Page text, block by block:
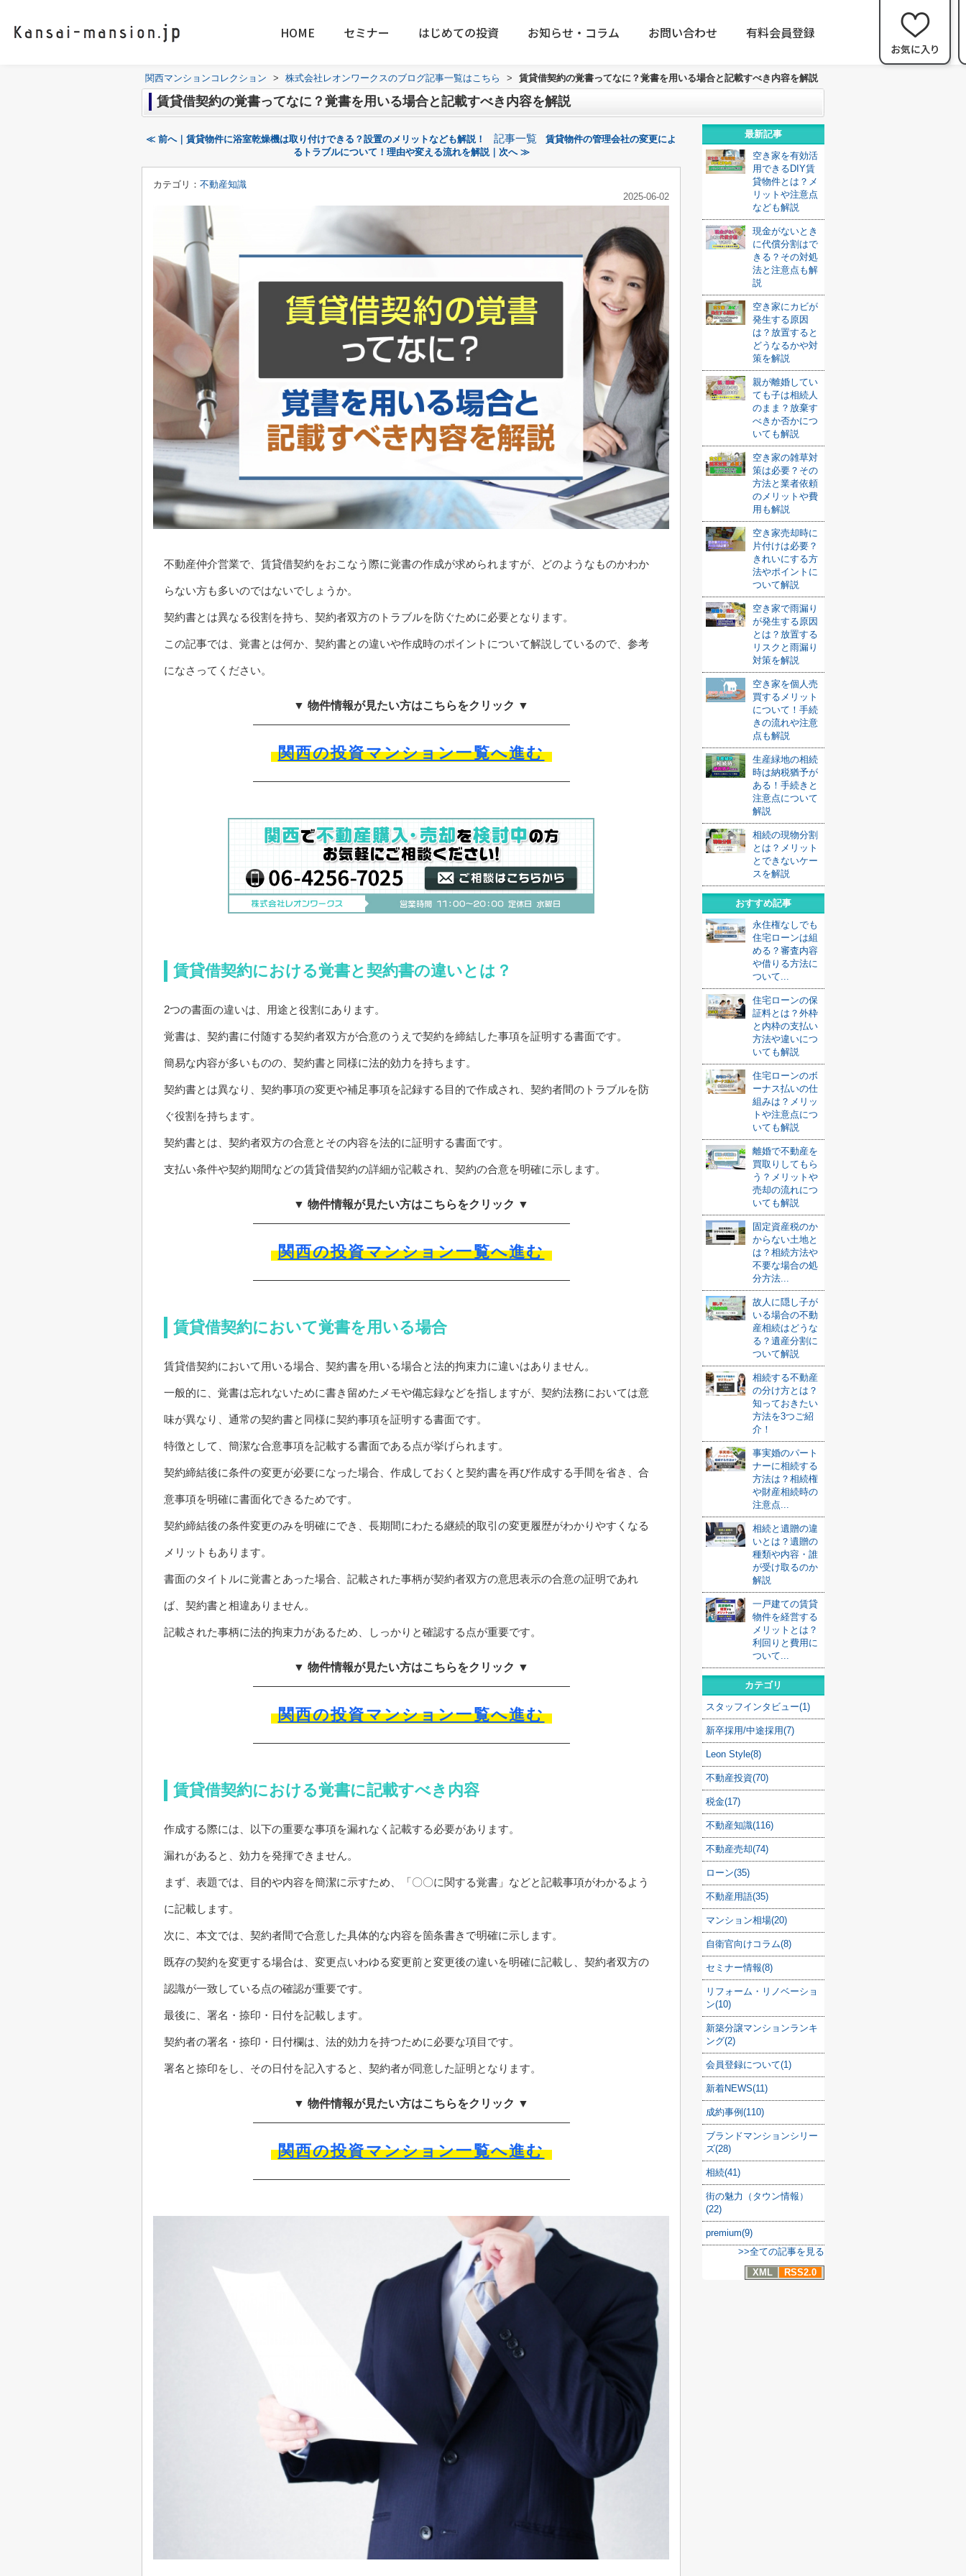
HOME セミナー はじめての投資 お知らせ・コラム お問い合わせ 有料会員登録
関西マンションコレクション > 株式会社レオンワークスのブログ記事一覧はこちら > 賃貸借契約の覚書ってなに？覚書を用いる場合と記載すべき内容を解説
賃貸借契約の覚書ってなに？覚書を用いる場合と記載すべき内容を解説
≪ 前へ｜賃貸物件に浴室乾燥機は取り付けできる？設置のメリットなども解説！ 記事一覧
賃貸物件の管理会社の変更によ
るトラブルについて！理由や変える流れを解説｜次へ ≫
カテゴリ： 不動産知識
2025-06-02
不動産仲介営業で、賃貸借契約をおこなう際に覚書の作成が求められますが、どのようなものかわか
らない方も多いのではないでしょうか。
契約書とは異なる役割を持ち、契約者双方のトラブルを防ぐために必要となります。
この記事では、覚書とは何か、契約書との違いや作成時のポイントについて解説しているので、参考
になさってください。
▼ 物件情報が見たい方はこちらをクリック ▼
関西の投資マンション一覧へ進む
賃貸借契約における覚書と契約書の違いとは？
2つの書面の違いは、用途と役割にあります。
覚書は、契約書に付随する契約者双方が合意のうえで契約を締結した事項を証明する書面です。
簡易な内容が多いものの、契約書と同様に法的効力を持ちます。
契約書とは異なり、契約事項の変更や補足事項を記録する目的で作成され、契約者間のトラブルを防
ぐ役割を持ちます。
契約書とは、契約者双方の合意とその内容を法的に証明する書面です。
支払い条件や契約期間などの賃貸借契約の詳細が記載され、契約の合意を明確に示します。
▼ 物件情報が見たい方はこちらをクリック ▼
関西の投資マンション一覧へ進む
賃貸借契約において覚書を用いる場合
賃貸借契約において用いる場合、契約書を用いる場合と法的拘束力に違いはありません。
一般的に、覚書は忘れないために書き留めたメモや備忘録などを指しますが、契約法務においては意
味が異なり、通常の契約書と同様に契約事項を証明する書面です。
特徴として、簡潔な合意事項を記載する書面である点が挙げられます。
契約締結後に条件の変更が必要になった場合、作成しておくと契約書を再び作成する手間を省き、合
意事項を明確に書面化できるためです。
契約締結後の条件変更のみを明確にでき、長期間にわたる継続的取引の変更履歴がわかりやすくなる
メリットもあります。
書面のタイトルに覚書とあった場合、記載された事柄が契約者双方の意思表示の合意の証明であれ
ば、契約書と相違ありません。
記載された事柄に法的拘束力があるため、しっかりと確認する点が重要です。
▼ 物件情報が見たい方はこちらをクリック ▼
関西の投資マンション一覧へ進む
賃貸借契約における覚書に記載すべき内容
作成する際には、以下の重要な事項を漏れなく記載する必要があります。
漏れがあると、効力を発揮できません。
まず、表題では、目的や内容を簡潔に示すため、「〇〇に関する覚書」などと記載事項がわかるよう
に記載します。
次に、本文では、契約者間で合意した具体的な内容を箇条書きで明確に示します。
既存の契約を変更する場合は、変更点いわゆる変更前と変更後の違いを明確に記載し、契約者双方の
認識が一致している点の確認が重要です。
最後に、署名・捺印・日付を記載します。
契約者の署名・捺印・日付欄は、法的効力を持つために必要な項目です。
署名と捺印をし、その日付を記入すると、契約者が同意した証明となります。
▼ 物件情報が見たい方はこちらをクリック ▼
関西の投資マンション一覧へ進む
最新記事
空き家を有効活
用できるDIY賃
貸物件とは？メ
リットや注意点
なども解説
現金がないとき
に代償分割はで
きる？その対処
法と注意点も解
説
空き家にカビが
発生する原因
は？放置すると
どうなるかや対
策を解説
親が離婚してい
ても子は相続人
のまま？放棄す
べきか否かにつ
いても解説
空き家の雑草対
策は必要？その
方法と業者依頼
のメリットや費
用も解説
空き家売却時に
片付けは必要？
きれいにする方
法やポイントに
ついて解説
空き家で雨漏り
が発生する原因
とは？放置する
リスクと雨漏り
対策を解説
空き家を個人売
買するメリット
について！手続
きの流れや注意
点も解説
生産緑地の相続
時は納税猶予が
ある！手続きと
注意点について
解説
相続の現物分割
とは？メリット
とできないケー
スを解説
おすすめ記事
永住権なしでも
住宅ローンは組
める？審査内容
や借りる方法に
ついて...
住宅ローンの保
証料とは？外枠
と内枠の支払い
方法や違いにつ
いても解説
住宅ローンのボ
ーナス払いの仕
組みは？メリッ
トや注意点につ
いても解説
離婚で不動産を
買取りしてもら
う？メリットや
売却の流れにつ
いても解説
固定資産税のか
からない土地と
は？相続方法や
不要な場合の処
分方法...
故人に隠し子が
いる場合の不動
産相続はどうな
る？遺産分割に
ついて解説
相続する不動産
の分け方とは？
知っておきたい
方法を3つご紹
介！
事実婚のパート
ナーに相続する
方法は？相続権
や財産相続時の
注意点...
相続と遺贈の違
いとは？遺贈の
種類や内容・誰
が受け取るのか
解説
一戸建ての賃貸
物件を経営する
メリットとは？
利回りと費用に
ついて...
カテゴリ
スタッフインタビュー(1)
新卒採用/中途採用(7)
Leon Style(8)
不動産投資(70)
税金(17)
不動産知識(116)
不動産売却(74)
ローン(35)
不動産用語(35)
マンション相場(20)
自衛官向けコラム(8)
セミナー情報(8)
リフォーム・リノベーショ
ン(10)
新築分譲マンションランキ
ング(2)
会員登録について(1)
新着NEWS(11)
成約事例(110)
ブランドマンションシリー
ズ(28)
相続(41)
街の魅力（タウン情報）
(22)
premium(9)
>>全ての記事を見る
XML
RSS2.0